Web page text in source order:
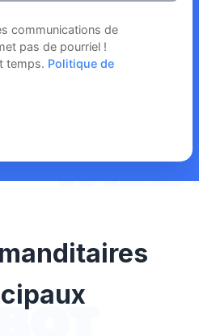
communications de
pas de pourriel !
temps. Politique de